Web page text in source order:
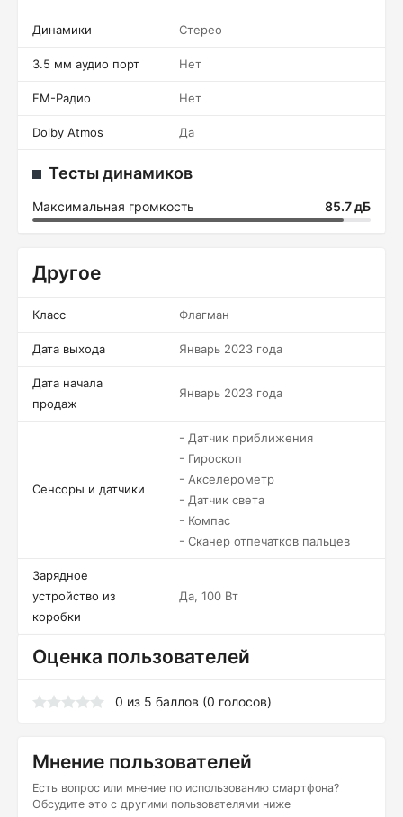
Динамики Стерео
3.5 мм аудио порт Нет
FM-Радио Нет
Dolby Atmos Да
Тесты динамиков
Максимальная громкость 85.7 дБ
Другое
Класс Флагман
Дата выхода Январь 2023 года
Дата начала
продаж
Январь 2023 года
Сенсоры и датчики
- Датчик приближения
- Гироскоп
- Акселерометр
- Датчик света
- Компас
- Сканер отпечатков пальцев
Зарядное
устройство из
коробки
Да, 100 Вт
Оценка пользователей
0 из 5 баллов (0 голосов)
Мнение пользователей
Есть вопрос или мнение по использованию смартфона?
Обсудите это с другими пользователями ниже